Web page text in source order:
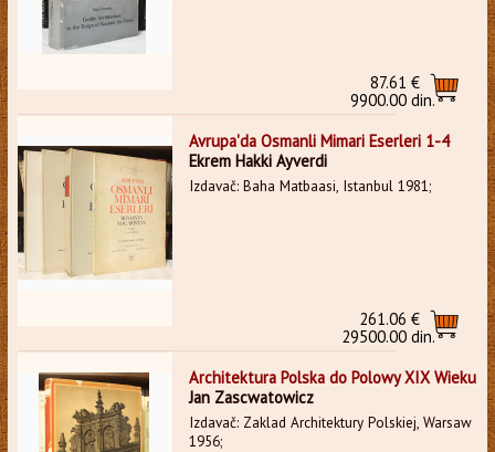
87.61 €
9900.00 din.
Avrupa'da Osmanli Mimari Eserleri 1-4
Ekrem Hakki Ayverdi
Izdavač: Baha Matbaasi, Istanbul 1981;
261.06 €
29500.00 din.
Architektura Polska do Polowy XIX Wieku
Jan Zascwatowicz
Izdavač: Zaklad Architektury Polskiej, Warsaw
1956;